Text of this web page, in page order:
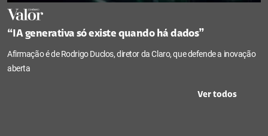
“IA generativa só existe quando há dados”
Afirmação é de Rodrigo Duclos, diretor da Claro, que defende a inovação
aberta
Ver todos